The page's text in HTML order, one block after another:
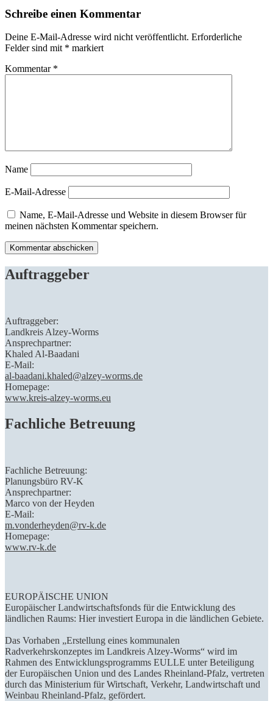
Schreibe einen Kommentar
Deine E-Mail-Adresse wird nicht veröffentlicht. Erforderliche
Felder sind mit * markiert
Kommentar *
Name
E-Mail-Adresse
Name, E-Mail-Adresse und Website in diesem Browser für
meinen nächsten Kommentar speichern.
Auftraggeber
Auftraggeber:
Landkreis Alzey-Worms
Ansprechpartner:
Khaled Al-Baadani
E-Mail:
al-baadani.khaled@alzey-worms.de
Homepage:
www.kreis-alzey-worms.eu
Fachliche Betreuung
Fachliche Betreuung:
Planungsbüro RV-K
Ansprechpartner:
Marco von der Heyden
E-Mail:
m.vonderheyden@rv-k.de
Homepage:
www.rv-k.de
EUROPÄISCHE UNION
Europäischer Landwirtschaftsfonds für die Entwicklung des
ländlichen Raums: Hier investiert Europa in die ländlichen Gebiete.
Das Vorhaben „Erstellung eines kommunalen
Radverkehrskonzeptes im Landkreis Alzey-Worms“ wird im
Rahmen des Entwicklungsprogramms EULLE unter Beteiligung
der Europäischen Union und des Landes Rheinland-Pfalz, vertreten
durch das Ministerium für Wirtschaft, Verkehr, Landwirtschaft und
Weinbau Rheinland-Pfalz, gefördert.